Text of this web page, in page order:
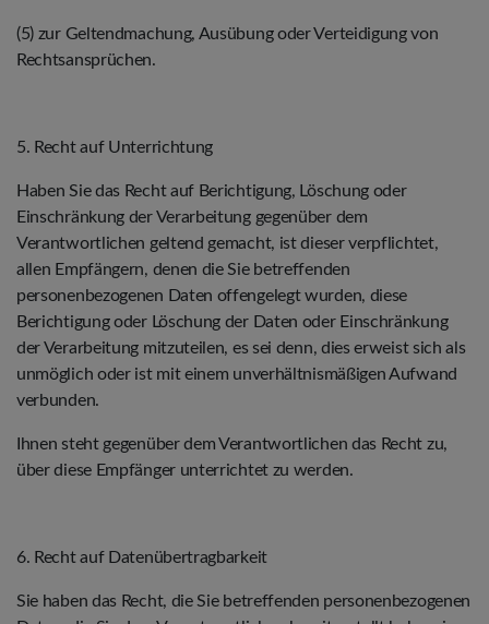
(5) zur Geltendmachung, Ausübung oder Verteidigung von
Rechtsansprüchen.
5. Recht auf Unterrichtung
Haben Sie das Recht auf Berichtigung, Löschung oder
Einschränkung der Verarbeitung gegenüber dem
Verantwortlichen geltend gemacht, ist dieser verpflichtet,
allen Empfängern, denen die Sie betreffenden
personenbezogenen Daten offengelegt wurden, diese
Berichtigung oder Löschung der Daten oder Einschränkung
der Verarbeitung mitzuteilen, es sei denn, dies erweist sich als
unmöglich oder ist mit einem unverhältnismäßigen Aufwand
verbunden.
Ihnen steht gegenüber dem Verantwortlichen das Recht zu,
über diese Empfänger unterrichtet zu werden.
6. Recht auf Datenübertragbarkeit
Sie haben das Recht, die Sie betreffenden personenbezogenen